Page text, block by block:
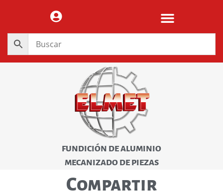
FUNDICIÓN DE ALUMINIO
MECANIZADO DE PIEZAS
Compartir